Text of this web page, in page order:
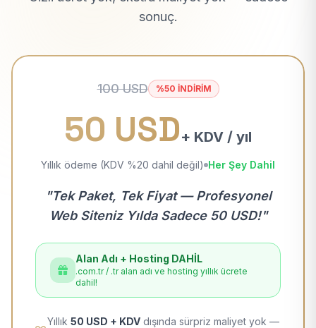
sonuç.
100 USD %50 İNDİRİM
50 USD+ KDV / yıl
Yıllık ödeme (KDV %20 dahil değil) Her Şey Dahil
"Tek Paket, Tek Fiyat — Profesyonel
Web Siteniz Yılda Sadece 50 USD!"
Alan Adı + Hosting DAHİL
.com.tr / .tr alan adı ve hosting yıllık ücrete
dahil!
Yıllık 50 USD + KDV dışında sürpriz maliyet yok —